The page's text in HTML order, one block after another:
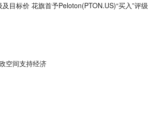
目标价 花旗首予Peloton(PTON.US)“买入”评级
空间支持经济